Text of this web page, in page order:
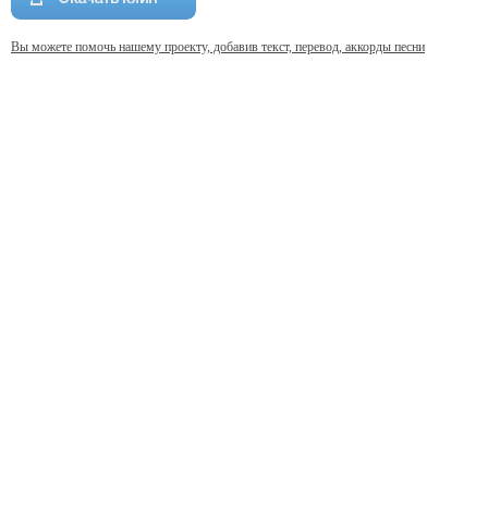
Вы можете помочь нашему проекту, добавив текст, перевод, аккорды песни